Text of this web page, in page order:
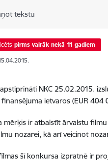
tekstu
pirms vairāk nekā 11 gadiem
NKC 25.02.2015.
finansējuma ietvaros (EUR
mērķis ir atbalstīt ārvalstu
nozarei, kā arī veicinot
šī konkursa izpratnē ir